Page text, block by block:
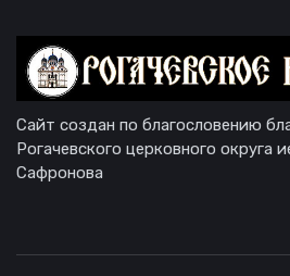
Сайт создан по благословению
Рогачевского церковного округа
Сафронова